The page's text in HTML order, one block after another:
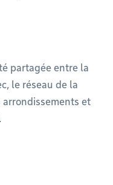
partagée entre la
le réseau de la
arrondissements et